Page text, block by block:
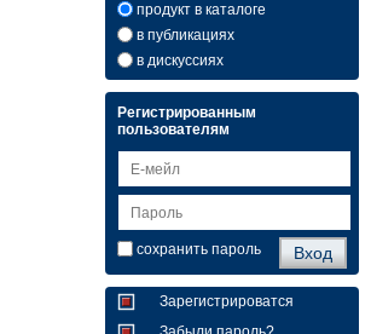
продукт в каталоге
в публикациях
в дискуссиях
Регистрированным
пользователям
сохранить пароль
Зарегистрироватся